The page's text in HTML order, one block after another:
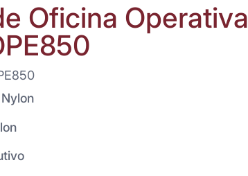
Oficina Operativa